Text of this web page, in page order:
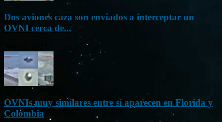
Dos aviones caza son enviados a interceptar un
OVNI cerca de...
OVNIs muy similares entre sí aparecen en Florida y
Colombia